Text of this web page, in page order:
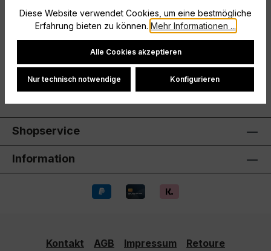
demonstriert Zusammenhalt. Es…Mehr
Hersteller
Bewertungen
Shopservice
Information
Kontakt AGB Impressum Retoure
Diese Website verwendet Cookies, um eine bestmögliche
Erfahrung bieten zu können. Mehr Informationen ...
Cookie-Einstellungen
Alle Cookies akzeptieren
Nur technisch notwendige Konfigurieren